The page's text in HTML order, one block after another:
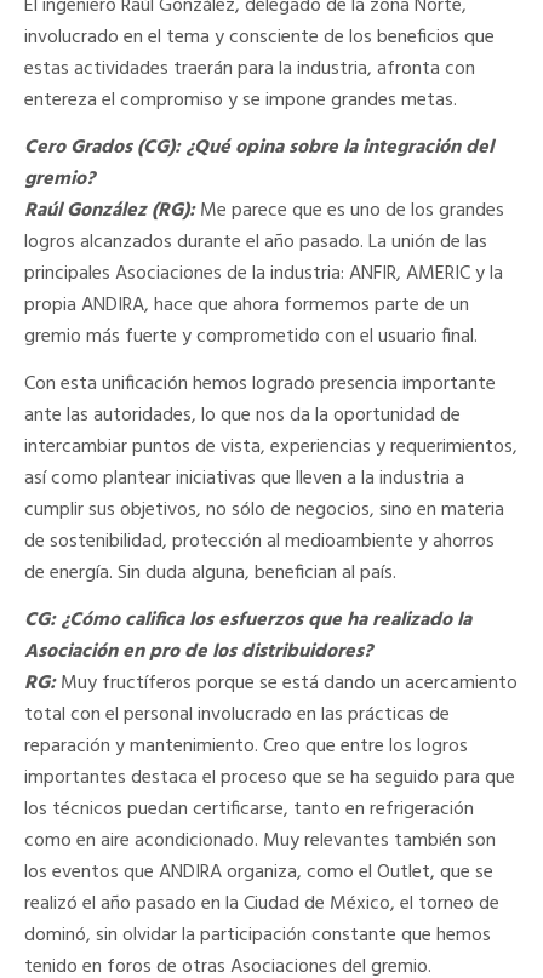
involucrado en el tema y consciente de los beneficios que
estas actividades traerán para la industria, afronta con
entereza el compromiso y se impone grandes metas.
Cero Grados (CG): ¿Qué opina sobre la integración del
gremio?
Raúl González (RG):Me parece que es uno de los grandes
logros alcanzados durante el año pasado. La unión de las
principales Asociaciones de la industria: ANFIR, AMERIC y la
propia ANDIRA, hace que ahora formemos parte de un
gremio más fuerte y comprometido con el usuario final.
Con esta unificación hemos logrado presencia importante
ante las autoridades, lo que nos da la oportunidad de
intercambiar puntos de vista, experiencias y requerimientos,
así como plantear iniciativas que lleven a la industria a
cumplir sus objetivos, no sólo de negocios, sino en materia
de sostenibilidad, protección al medioambiente y ahorros
de energía. Sin duda alguna, benefician al país.
CG: ¿Cómo califica los esfuerzos que ha realizado la
Asociación en pro de los distribuidores?
RG:Muy fructíferos porque se está dando un acercamiento
total con el personal involucrado en las prácticas de
reparación y mantenimiento. Creo que entre los logros
importantes destaca el proceso que se ha seguido para que
los técnicos puedan certificarse, tanto en refrigeración
como en aire acondicionado. Muy relevantes también son
los eventos que ANDIRA organiza, como el Outlet, que se
realizó el año pasado en la Ciudad de México, el torneo de
dominó, sin olvidar la participación constante que hemos
tenido en foros de otras Asociaciones del gremio.